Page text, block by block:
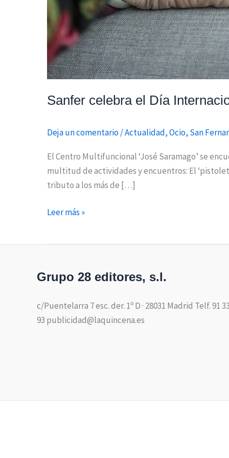
Sanfer celebra el Día
Deja un comentario/Actualidad,Ocio, San
El Centro Multifuncional ‘José Saramago’ se
multitud de actividades y encuentros: El
tributo a los más de […]
Leer más »
Grupo 28 editores, s.l.
c/Puentelarra 7 esc. der. 1º D · 28031 Madrid Telf. 91
93 publicidad@laquincena.es